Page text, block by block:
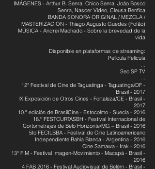
IMÁGENES - Arthur B. Senra, Chico Senra, João Bosco
Senra, Nascer Video, Cleusa Benfica
BANDA SONORA ORIGINAL / MEZCLA /
MASTERIZACIÓN - Thiago Augusto Guedes (Fofão)
MÚSICA - Andrei Machado - Sobre la brevedad de la
vida
Disponible en plataformas de streaming:
Película Película
...
Sec SP TV
...
12° Festival de Cine de Taguatinga - Taguatinga/DF -
Brasil - 2017
IX Exposición de Otros Cines - Fortaleza/CE - Brasil -
2017
10.ª edición de BrasilCine - Estocolmo - Suecia - 2016
18.º FESTCURTASBH - Festival Internacional de
Cortometrajes de Belo Horizonte/MG – Brasil - 2016
5to FECILBBA - Festival de Cine Latinoamericano
Independiente Bahía Blanca - Argentina - 2016
Cine Samawa - Irak - 2016
13° FIM - Festival Imagen-Movimiento - Macapá - Brasil -
2016
4 FAB 2016 - Festival Audiovisual de Belém - Brasil -